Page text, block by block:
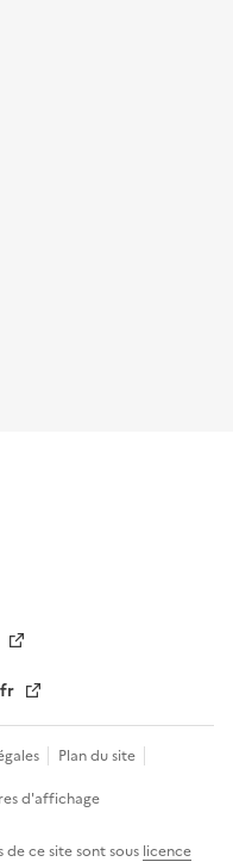
Plan du site
d'affichage
ce site sont sous licence